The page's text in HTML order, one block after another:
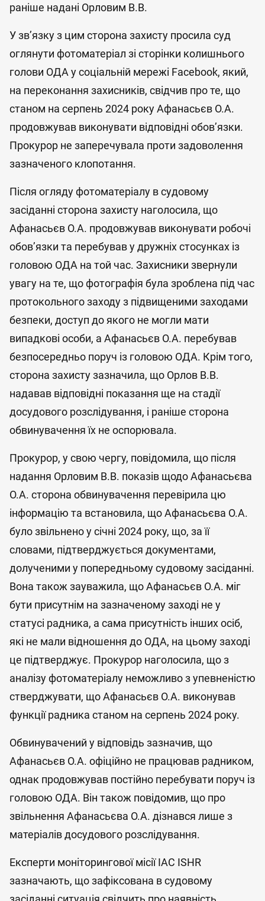
раніше надані Орловим В.В.
У зв’язку з цим сторона захисту просила суд
оглянути фотоматеріал зі сторінки колишнього
голови ОДА у соціальній мережі Facebook, який,
на переконання захисників, свідчив про те, що
станом на серпень 2024 року Афанасьєв О.А.
продовжував виконувати відповідні обов’язки.
Прокурор не заперечувала проти задоволення
зазначеного клопотання.
Після огляду фотоматеріалу в судовому
засіданні сторона захисту наголосила, що
Афанасьєв О.А. продовжував виконувати робочі
обов’язки та перебував у дружніх стосунках із
головою ОДА на той час. Захисники звернули
увагу на те, що фотографія була зроблена під час
протокольного заходу з підвищеними заходами
безпеки, доступ до якого не могли мати
випадкові особи, а Афанасьєв О.А. перебував
безпосередньо поруч із головою ОДА. Крім того,
сторона захисту зазначила, що Орлов В.В.
надавав відповідні показання ще на стадії
досудового розслідування, і раніше сторона
обвинувачення їх не оспорювала.
Прокурор, у свою чергу, повідомила, що після
надання Орловим В.В. показів щодо Афанасьєва
О.А. сторона обвинувачення перевірила цю
інформацію та встановила, що Афанасьєва О.А.
було звільнено у січні 2024 року, що, за її
словами, підтверджується документами,
долученими у попередньому судовому засіданні.
Вона також зауважила, що Афанасьєв О.А. міг
бути присутнім на зазначеному заході не у
статусі радника, а сама присутність інших осіб,
які не мали відношення до ОДА, на цьому заході
це підтверджує. Прокурор наголосила, що з
аналізу фотоматеріалу неможливо з упевненістю
стверджувати, що Афанасьєв О.А. виконував
функції радника станом на серпень 2024 року.
Обвинувачений у відповідь зазначив, що
Афанасьєв О.А. офіційно не працював радником,
однак продовжував постійно перебувати поруч із
головою ОДА. Він також повідомив, що про
звільнення Афанасьєва О.А. дізнався лише з
матеріалів досудового розслідування.
Експерти моніторингової місії IAC ISHR
зазначають, що зафіксована в судовому